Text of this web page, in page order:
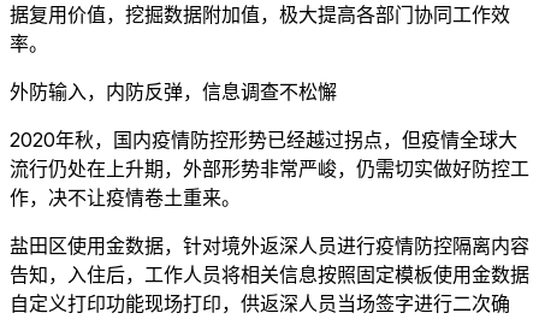
据复用价值，挖掘数据附加值，极大提高各部门协同工作效
率。
外防输入，内防反弹，信息调查不松懈
2020年秋，国内疫情防控形势已经越过拐点，但疫情全球大
流行仍处在上升期，外部形势非常严峻，仍需切实做好防控工
作，决不让疫情卷土重来。
盐田区使用金数据，针对境外返深人员进行疫情防控隔离内容
告知，入住后，工作人员将相关信息按照固定模板使用金数据
自定义打印功能现场打印，供返深人员当场签字进行二次确